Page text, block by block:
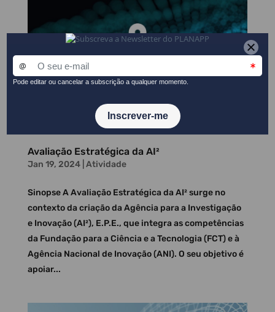
Avaliação Estratégica da AI²
Jan 19, 2024| Atividade
Sinopse A Avaliação Estratégica da AI² surge no
contexto da criação da Agência para a Investigação
e Inovação (AI²), E.P.E., que integra as competências
da Fundação para a Ciência e a Tecnologia (FCT) e à
Agência Nacional de Inovação (ANI). O seu objetivo é
apoiar...